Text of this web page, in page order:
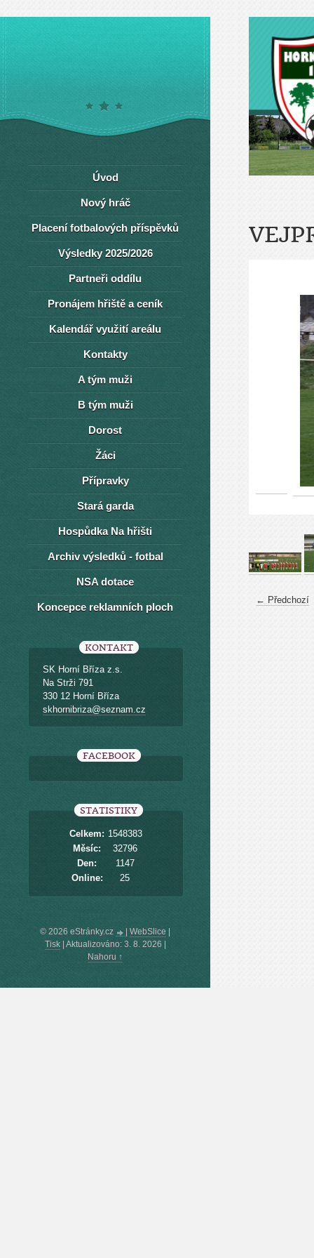
← Předchozí
Úvod
Nový hráč
Placení fotbalových příspěvků
Výsledky 2025/2026
Partneři oddílu
Pronájem hřiště a ceník
Kalendář využití areálu
Kontakty
A tým muži
B tým muži
Dorost
Žáci
Přípravky
Stará garda
Hospůdka Na hřišti
Archiv výsledků - fotbal
NSA dotace
Koncepce reklamních ploch
KONTAKT
SK Horní Bříza z.s.
Na Strži 791
330 12 Horní Bříza
skhornibriza@seznam.cz
FACEBOOK
STATISTIKY
Online: 25
Celkem: 1548383
Měsíc:
32796
Den:
1147
© 2026 eStránky.cz WebSlice
Tisk| Aktualizováno: 3. 8. 2026
Nahoru ↑